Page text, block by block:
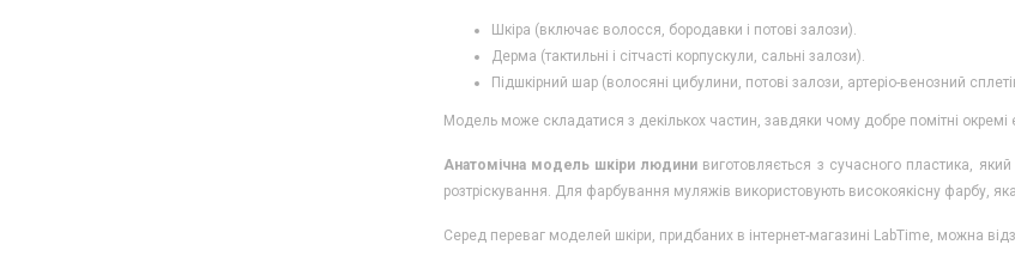
Шкіра (включає волосся, бородавки і потові залози).
Дерма (тактильні і сітчасті корпускули, сальні залози).
Підшкірний шар (волосяні цибулини, потові залози, артеріо-венозний
Модель може складатися з декількох частин, завдяки чому добре помітні окремі
Анатомічна модель шкіри людинивиготовляється з сучасного пластика,
розтріскування. Для фарбування муляжів використовують високоякісну фарбу,
Серед переваг моделей шкіри, придбаних в інтернет-магазині LabTime, можна